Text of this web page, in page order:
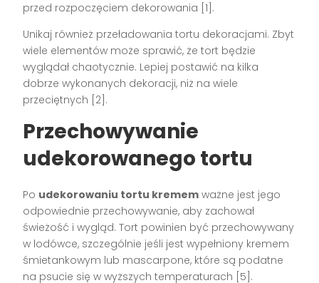
przed rozpoczęciem dekorowania [1].
Unikaj również przeładowania tortu dekoracjami. Zbyt
wiele elementów może sprawić, że tort będzie
wyglądał chaotycznie. Lepiej postawić na kilka
dobrze wykonanych dekoracji, niż na wiele
przeciętnych [2].
Przechowywanie
udekorowanego tortu
Po udekorowaniu tortu kremem ważne jest jego
odpowiednie przechowywanie, aby zachował
świeżość i wygląd. Tort powinien być przechowywany
w lodówce, szczególnie jeśli jest wypełniony kremem
śmietankowym lub mascarpone, które są podatne
na psucie się w wyższych temperaturach [5].